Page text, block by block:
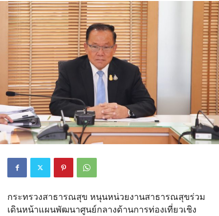
กระทรวงสาธารณสุข หนุนหน่วยงานสาธารณสุขร่วม
เดินหน้าแผนพัฒนาศูนย์กลางด้านการท่องเที่ยวเชิง